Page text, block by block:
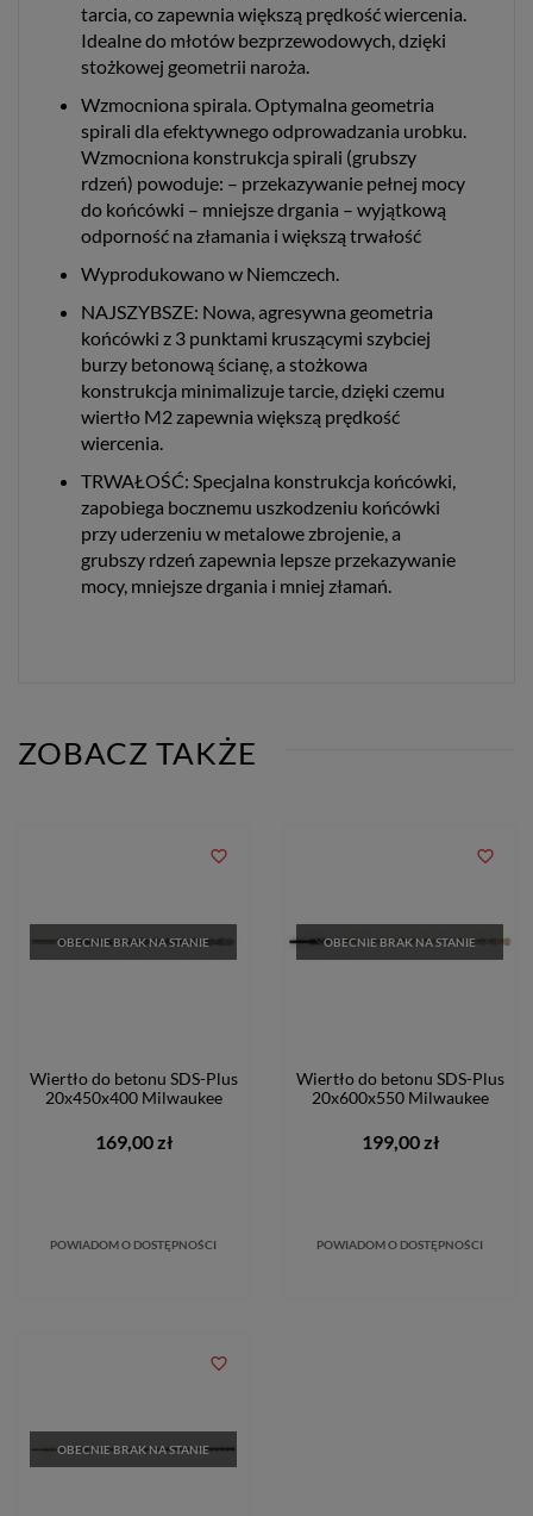
tarcia, co zapewnia większą prędkość wiercenia.
Idealne do młotów bezprzewodowych, dzięki
stożkowej geometrii naroża.
Wzmocniona spirala. Optymalna geometria
spirali dla efektywnego odprowadzania urobku.
Wzmocniona konstrukcja spirali (grubszy
rdzeń) powoduje: – przekazywanie pełnej mocy
do końcówki – mniejsze drgania – wyjątkową
odporność na złamania i większą trwałość
Wyprodukowano w Niemczech.
NAJSZYBSZE: Nowa, agresywna geometria
końcówki z 3 punktami kruszącymi szybciej
burzy betonową ścianę, a stożkowa
konstrukcja minimalizuje tarcie, dzięki czemu
wiertło M2 zapewnia większą prędkość
wiercenia.
TRWAŁOŚĆ: Specjalna konstrukcja końcówki,
zapobiega bocznemu uszkodzeniu końcówki
przy uderzeniu w metalowe zbrojenie, a
grubszy rdzeń zapewnia lepsze przekazywanie
mocy, mniejsze drgania i mniej złamań.
ZOBACZ TAKŻE
OBECNIE BRAK NA STANIE
Wiertło do betonu SDS-Plus
20x450x400 Milwaukee
169,00 zł
POWIADOM O DOSTĘPNOŚCI
favorite_border
OBECNIE BRAK NA STANIE
Wiertło do betonu SDS-Plus
20x600x550 Milwaukee
199,00 zł
POWIADOM O DOSTĘPNOŚCI
favorite_border
OBECNIE BRAK NA STANIE
favorite_border